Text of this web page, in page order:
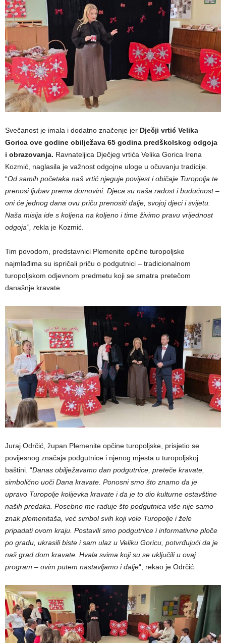
Svečanost je imala i dodatno značenje jer Dječji vrtić Velika
Gorica ove godine obilježava 65 godina predškolskog odgoja
i obrazovanja. Ravnateljica Dječjeg vrtića Velika Gorica Irena
Kozmić, naglasila je važnost odgojne uloge u očuvanju tradicije.
“Od samih početaka naš vrtić njeguje povijest i običaje Turopolja te
prenosi ljubav prema domovini. Djeca su naša radost i budućnost –
oni će jednog dana ovu priču prenositi dalje, svojoj djeci i svijetu.
Naša misija ide s koljena na koljeno i time živimo pravu vrijednost
odgoja”, rekla je Kozmić.
Tim povodom, predstavnici Plemenite opčine turopoljske
najmlađima su ispričali priču o podgutnici – tradicionalnom
turopoljskom odjevnom predmetu koji se smatra pretečom
današnje kravate.
Juraj Odrčić, župan Plemenite opčine turopoljske, prisjetio se
povijesnog značaja podgutnice i njenog mjesta u turopoljskoj
baštini. “Danas obilježavamo dan podgutnice, preteče kravate,
simbolično uoči Dana kravate. Ponosni smo što znamo da je
upravo Turopolje kolijevka kravate i da je to dio kulturne ostavštine
naših predaka. Posebno me raduje što podgutnica više nije samo
znak plemenitaša, već simbol svih koji vole Turopolje i žele
pripadati ovom kraju. Postavili smo podgutnice i informativne ploče
po gradu, ukrasili biste i sam ulaz u Veliku Goricu, potvrđujući da je
naš grad dom kravate. Hvala svima koji su se uključili u ovaj
program – ovim putem nastavljamo i dalje“, rekao je Odrčić.